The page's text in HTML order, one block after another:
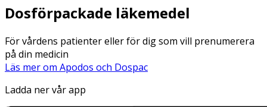
Dosförpackade läkemedel
För vårdens patienter eller för dig som vill prenumerera
på din medicin
Läs mer om Apodos och Dospac
Ladda ner vår app